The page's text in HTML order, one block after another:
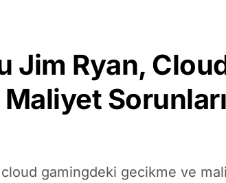
Jim Ryan,
cloud gamingdeki gecikme ve